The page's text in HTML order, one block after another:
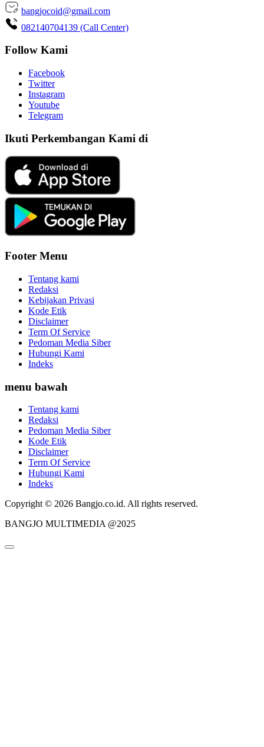
bangjocoid@gmail.com
082140704139 (Call Center)
Follow Kami
Facebook
Twitter
Instagram
Youtube
Telegram
Ikuti Perkembangan Kami di
Footer Menu
Tentang kami
Redaksi
Kebijakan Privasi
Kode Etik
Disclaimer
Term Of Service
Pedoman Media Siber
Hubungi Kami
Indeks
menu bawah
Tentang kami
Redaksi
Pedoman Media Siber
Kode Etik
Disclaimer
Term Of Service
Hubungi Kami
Indeks
Copyright © 2026 Bangjo.co.id. All rights reserved.
BANGJO MULTIMEDIA @2025